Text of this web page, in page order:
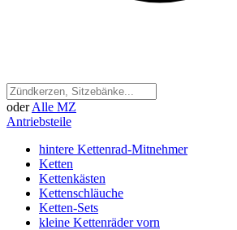
oder Alle MZ
Antriebsteile
hintere Kettenrad-Mitnehmer
Ketten
Kettenkästen
Kettenschläuche
Ketten-Sets
kleine Kettenräder vorn